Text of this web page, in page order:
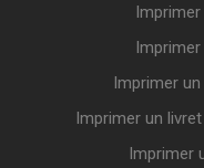
Imprimer
Imprimer un
Imprimer